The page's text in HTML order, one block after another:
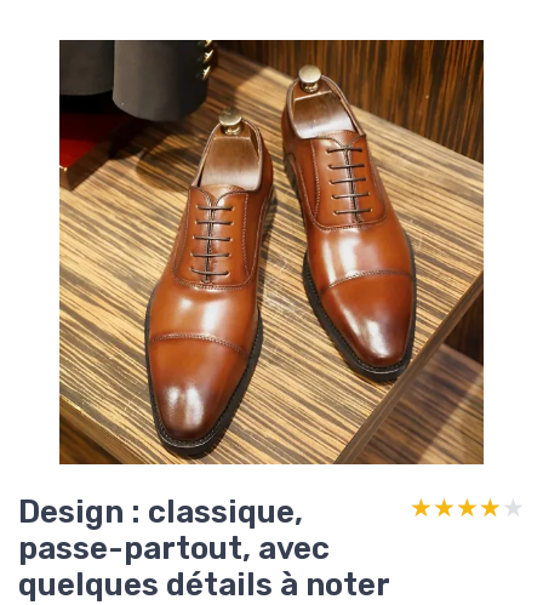
Design : classique,
passe-partout, avec
quelques détails à noter
★★★★★
★★★★★